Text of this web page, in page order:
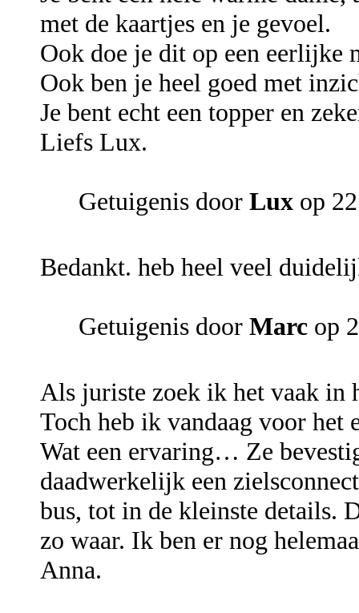
met de kaartjes en je gevoel.
Ook doe je dit op een eerlijke
Ook ben je heel goed met
Je bent echt een topper en
Liefs Lux.
Getuigenis door Lux op
Bedankt. heb heel veel
Getuigenis door Marc op
Als juriste zoek ik het vaak in
Toch heb ik vandaag voor het
Wat een ervaring… Ze
daadwerkelijk een
bus, tot in de kleinste details.
zo waar. Ik ben er nog
Anna.